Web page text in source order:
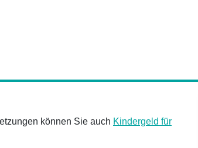
können Sie auch Kindergeld für